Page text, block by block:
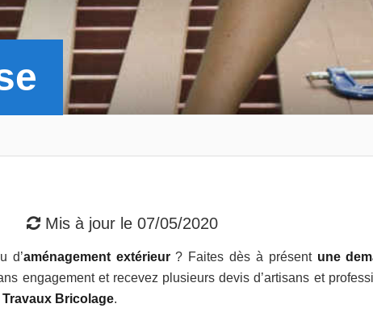
Mis à jour le 07/05/2020
d’aménagement extérieur? Faites dès à présentune
engagement et recevez plusieurs devis d’artisans et
Travaux Bricolage.